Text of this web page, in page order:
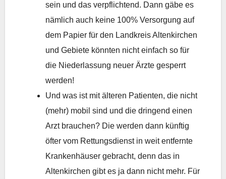
sein und das verpflichtend. Dann gäbe es
nämlich auch keine 100% Versorgung auf
dem Papier für den Landkreis Altenkirchen
und Gebiete könnten nicht einfach so für
die Niederlassung neuer Ärzte gesperrt
werden!
Und was ist mit älteren Patienten, die nicht
(mehr) mobil sind und die dringend einen
Arzt brauchen? Die werden dann künftig
öfter vom Rettungsdienst in weit entfernte
Krankenhäuser gebracht, denn das in
Altenkirchen gibt es ja dann nicht mehr. Für